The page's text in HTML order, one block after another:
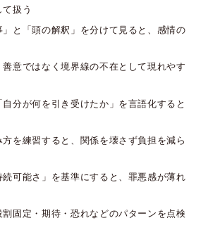
扱う
と「頭の解釈」を分けて見ると、感情の
意ではなく境界線の不在として現れやす
分が何を引き受けたか」を言語化すると
を練習すると、関係を壊さず負担を減ら
続可能さ」を基準にすると、罪悪感が薄れ
固定・期待・恐れなどのパターンを点検